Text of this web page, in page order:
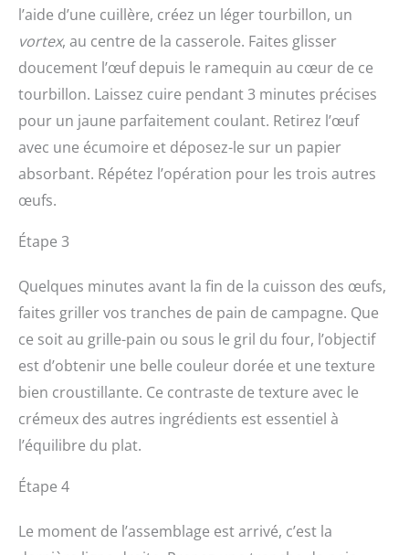
l’aide d’une cuillère, créez un léger tourbillon, un
vortex, au centre de la casserole. Faites glisser
doucement l’œuf depuis le ramequin au cœur de ce
tourbillon. Laissez cuire pendant 3 minutes précises
pour un jaune parfaitement coulant. Retirez l’œuf
avec une écumoire et déposez-le sur un papier
absorbant. Répétez l’opération pour les trois autres
œufs.
Étape 3
Quelques minutes avant la fin de la cuisson des œufs,
faites griller vos tranches de pain de campagne. Que
ce soit au grille-pain ou sous le gril du four, l’objectif
est d’obtenir une belle couleur dorée et une texture
bien croustillante. Ce contraste de texture avec le
crémeux des autres ingrédients est essentiel à
l’équilibre du plat.
Étape 4
Le moment de l’assemblage est arrivé, c’est la